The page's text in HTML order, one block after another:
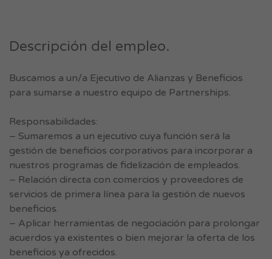
Descripción del empleo.
Buscamos a un/a Ejecutivo de Alianzas y Beneficios
para sumarse a nuestro equipo de Partnerships.
Responsabilidades:
– Sumaremos a un ejecutivo cuya función será la
gestión de beneficios corporativos para incorporar a
nuestros programas de fidelización de empleados.
– Relación directa con comercios y proveedores de
servicios de primera línea para la gestión de nuevos
beneficios.
– Aplicar herramientas de negociación para prolongar
acuerdos ya existentes o bien mejorar la oferta de los
beneficios ya ofrecidos.